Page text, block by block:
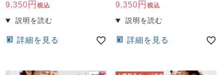
単品
単品
9,350 税込
詳細を見る
9,350 税込
詳細を見る